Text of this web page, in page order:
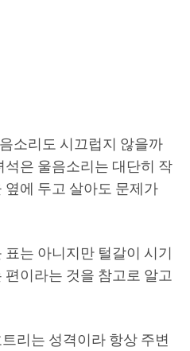
소리도 시끄럽지 않을까
은 울음소리는 대단히 작
에 두고 살아도 문제가
는 아니지만 털갈이 시기
이라는 것을 참고로 알고
리는 성격이라 항상 주변